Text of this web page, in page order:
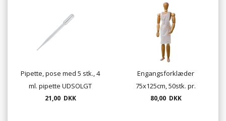
Pipette, pose med 5 stk., 4
ml. pipette UDSOLGT
21,00 DKK
Engangsforklæder
75x125cm, 50stk. pr.
pakke
80,00 DKK